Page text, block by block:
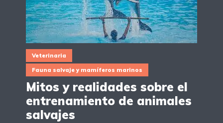
Veterinaria
Fauna salvaje y mamíferos marinos
Mitos y realidades sobre el
entrenamiento de animales
salvajes